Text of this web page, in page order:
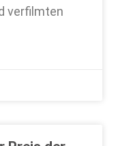
verfilmten